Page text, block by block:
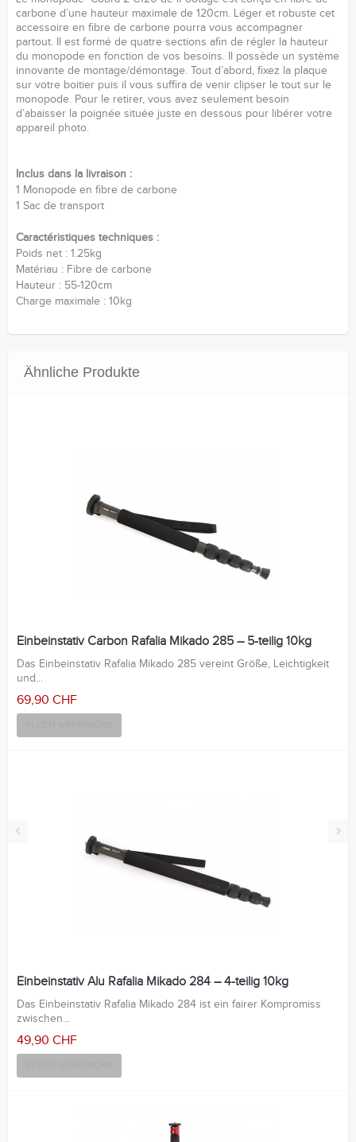
carbone d’une hauteur maximale de 120cm. Léger et robuste cet
accessoire en fibre de carbone pourra vous accompagner
partout. Il est formé de quatre sections afin de régler la hauteur
du monopode en fonction de vos besoins. Il possède un système
innovante de montage/démontage. Tout d’abord, fixez la plaque
sur votre boitier puis il vous suffira de venir clipser le tout sur le
monopode. Pour le retirer, vous avez seulement besoin
d’abaisser la poignée située juste en dessous pour libérer votre
appareil photo.
Inclus dans la livraison :
1 Monopode en fibre de carbone
1 Sac de transport
Caractéristiques techniques :
Poids net : 1.25kg
Matériau : Fibre de carbone
Hauteur : 55-120cm
Charge maximale : 10kg
Ähnliche Produkte
‹ ›
Einbeinstativ Carbon Rafalia Mikado 285 – 5-teilig 10kg
Das Einbeinstativ Rafalia Mikado 285 vereint Größe, Leichtigkeit
und...
69,90 CHF
Einbeinstativ Alu Rafalia Mikado 284 – 4-teilig 10kg
Das Einbeinstativ Rafalia Mikado 284 ist ein fairer Kompromiss
zwischen...
49,90 CHF